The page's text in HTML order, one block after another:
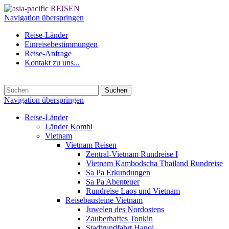
Navigation überspringen
Reise-Länder
Einreisebestimmungen
Reise-Anfrage
Kontakt zu uns...
Suchen
Navigation überspringen
Reise-Länder
Länder Kombi
Vietnam
Vietnam Reisen
Zentral-Vietnam Rundreise I
Vietnam Kambodscha Thailand Rundreise
Sa Pa Erkundungen
Sa Pa Abenteuer
Rundreise Laos und Vietnam
Reisebausteine Vietnam
Juwelen des Nordostens
Zauberhaftes Tonkin